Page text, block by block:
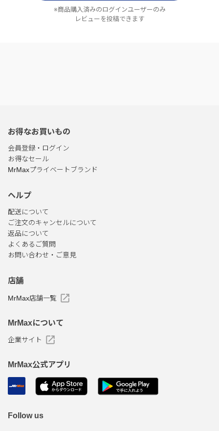
※商品購入済みのログインユーザーのみ
レビューを投稿できます
お得なお買いもの
会員登録・ログイン
お得なセール
MrMaxプライベートブランド
ヘルプ
配送について
ご注文のキャンセルについて
返品について
よくあるご質問
お問い合わせ・ご意見
店舗
MrMax店舗一覧
MrMaxについて
企業サイト
MrMax公式アプリ
Follow us